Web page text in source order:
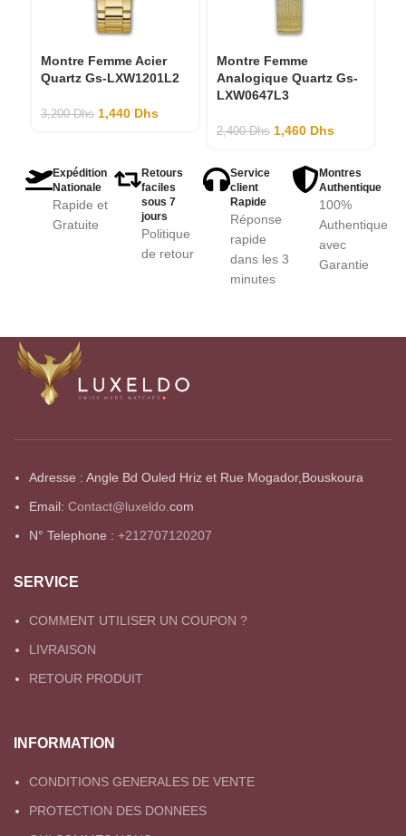
Montre Femme Acier
Quartz Gs-LXW1201L2
3,200Dhs 1,440 Dhs
Montre Femme
Analogique Quartz Gs-
LXW0647L3
2,400Dhs 1,460 Dhs
Expédition
Nationale
Rapide et
Gratuite
Retours
faciles
sous 7
jours
Politique
de retour
Service
client
Rapide
Réponse
rapide
dans les 3
minutes
Montres
Authentique
100%
Authentique
avec
Garantie
Adresse : Angle Bd Ouled Hriz et Rue Mogador,Bouskoura
Email: Contact@luxeldo. com
N° Telephone : +212707120207
SERVICE
COMMENT UTILISER UN COUPON ?
LIVRAISON
RETOUR PRODUIT
INFORMATION
CONDITIONS GENERALES DE VENTE
PROTECTION DES DONNEES